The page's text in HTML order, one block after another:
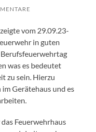
vom 29.09.23-
in guten
was es bedeutet
zu sein. Hierzu
Gerätehaus und es
Feuerwehrhaus